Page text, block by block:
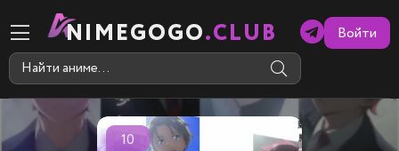
NIMEGOGO.CLUB Войти
10